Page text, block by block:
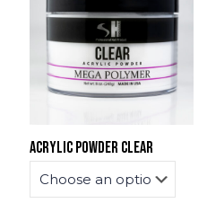
Acrylic powder clear